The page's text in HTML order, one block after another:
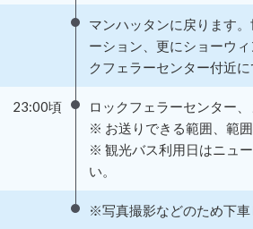
マンハッタンに戻ります
ーション、更にショーウ
クフェラーセンター付近に
23:00頃
ロックフェラーセンター
※ お送りできる範囲、範
※ 観光バス利用日はニュ
い。
※写真撮影などのため下